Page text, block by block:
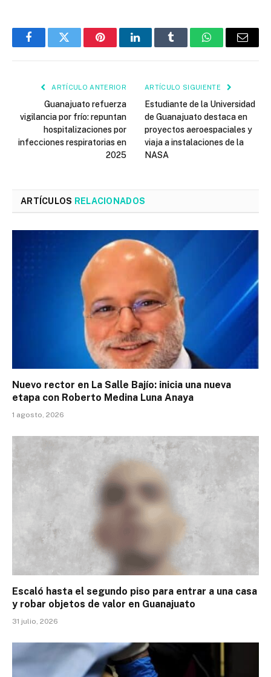
FacebookTwitter PinterestLinkedInTumblr WhatsAppEmail
ARTÍCULO ANTERIOR
Guanajuato refuerza
vigilancia por frío: repuntan
hospitalizaciones por
infecciones respiratorias en
2025
ARTÍCULO SIGUIENTE
Estudiante de la Universidad
de Guanajuato destaca en
proyectos aeroespaciales y
viaja a instalaciones de la
NASA
ARTÍCULOS RELACIONADOS
Nuevo rector en La Salle Bajío: inicia una nueva
etapa con Roberto Medina Luna Anaya
1 agosto, 2026
Escaló hasta el segundo piso para entrar a una casa
y robar objetos de valor en Guanajuato
31 julio, 2026